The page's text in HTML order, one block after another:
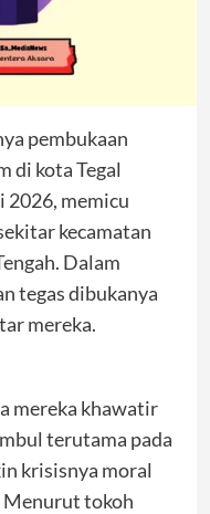
pembukaan
di kota Tegal
2026, memicu
kecamatan
Dalam
tegas dibukanya
mereka.
mereka khawatir
terutama pada
krisisnya moral
Menurut tokoh